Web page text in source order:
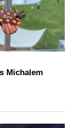
Michalem